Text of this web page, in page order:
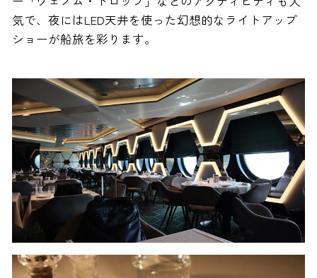
気で、夜にはLED天井を使った幻想的なライトアップ
ショーが船旅を彩ります。